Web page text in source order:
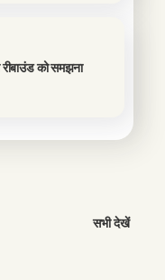
को समझना
सभी देखें